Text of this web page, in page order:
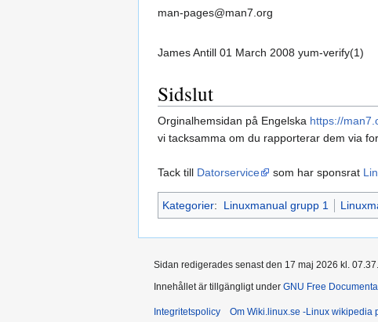
man-pages@man7.org
James Antill 01 March 2008 yum-verify(1)
Sidslut
Orginalhemsidan på Engelska https://
vi tacksamma om du rapporterar dem via
Tack till Datorservice som har sponsrat
Kategorier: Linuxmanual grupp 1
Sidan redigerades senast den 17 maj 2026 kl. 07.37.
Innehållet är tillgängligt under GNU Free
Integritetspolicy Om Wiki.linux.se -Linux wikipedia